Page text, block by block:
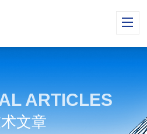
ARTICLES
文章